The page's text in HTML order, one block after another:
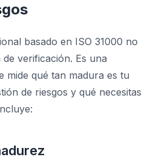
basado en ISO 31000 no
verificación. Es una
mide qué tan madura es tu
de riesgos y qué necesitas